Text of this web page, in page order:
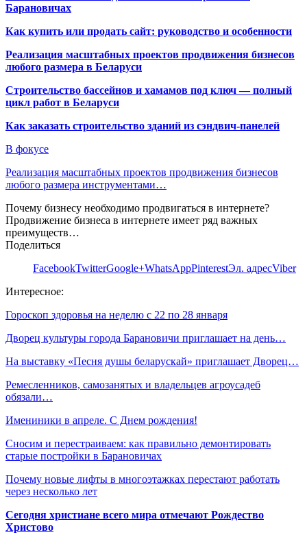
Барановичах
Как купить или продать сайт: руководство и особенности
Реализация масштабных проектов продвижения бизнесов
любого размера в Беларуси
Строительство бассейнов и хамамов под ключ — полный
цикл работ в Беларуси
Как заказать строительство зданий из сэндвич-панелей
В фокусе
Реализация масштабных проектов продвижения бизнесов
любого размера инструментами…
Почему бизнесу необходимо продвигаться в интернете?
Продвижение бизнеса в интернете имеет ряд важных
преимуществ…
Поделиться
FacebookTwitterGoogle+WhatsAppPinterestЭл. адресViber
Интересное:
Гороскоп здоровья на неделю с 22 по 28 января
Дворец культуры города Барановичи приглашает на день…
На выставку «Песня душы беларускай» приглашает Дворец…
Ремесленников, самозанятых и владельцев агроусадеб
обязали…
Имениники в апреле. С Днем рождения!
Сносим и перестраиваем: как правильно демонтировать
старые постройки в Барановичах
Почему новые лифты в многоэтажках перестают работать
через несколько лет
Сегодня христиане всего мира отмечают Рождество
Христово